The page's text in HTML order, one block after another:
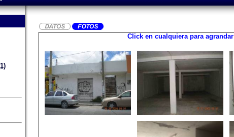
Click en cualquiera para agrandar